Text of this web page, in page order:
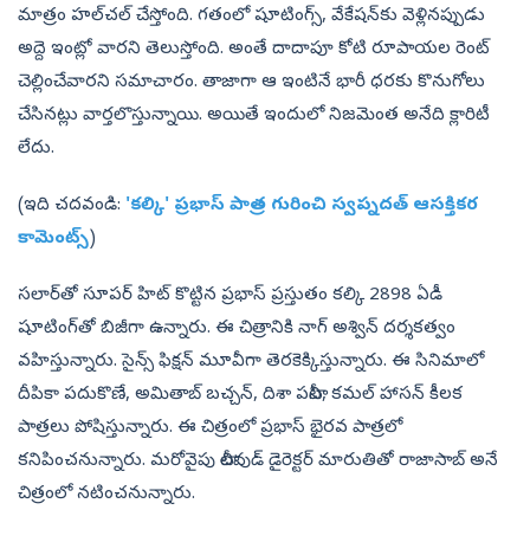
మాత్రం హల్‌చల్‌ చేస్తోంది. గతంలో షూటింగ్స్‌, వేకేషన్‌కు వెళ్లినప్పుడు
అద్దె ఇంట్లో వారని తెలుస్తోంది. అంతే దాదాపూ కోటి రూపాయల రెంట్
చెల్లించేవారని సమాచారం. తాజాగా ఆ ఇంటినే భారీ ధరకు కొనుగోలు
చేసినట్లు వార్తలొస్తున్నాయి. అయితే ఇందులో నిజమెంత అనేది క్లారిటీ
లేదు.
(ఇది చదవండి: 'కల్కి' ప్రభాస్‌ పాత్ర గురించి స్వప్నదత్‌ ఆసక్తికర
కామెంట్స్‌)
సలార్‌తో సూపర్‌ హిట్ కొట్టిన ప్రభాస్ ప్రస్తుతం కల్కి 2898 ఏడీ
షూటింగ్‌తో బిజీగా ఉన్నారు. ఈ చిత్రానికి నాగ్ అశ్విన్ దర్శకత్వం
వహిస్తున్నారు. సైన్స్‌ ఫిక్షన్‌ మూవీగా తెరకెక్కిస్తున్నారు. ఈ సినిమాలో
దీపికా పదుకొణే, అమితాబ్‌ బచ్చన్‌, దిశా పటానీ, కమల్ హాసన్‌ కీలక
పాత్రలు పోషిస్తున్నారు. ఈ చిత్రంలో ప్రభాస్ భైరవ పాత్రలో
కనిపించనున్నారు. మరోవైపు టాలీవుడ్ డైరెక్టర్‌ మారుతితో రాజాసాబ్‌ అనే
చిత్రంలో నటించనున్నారు.